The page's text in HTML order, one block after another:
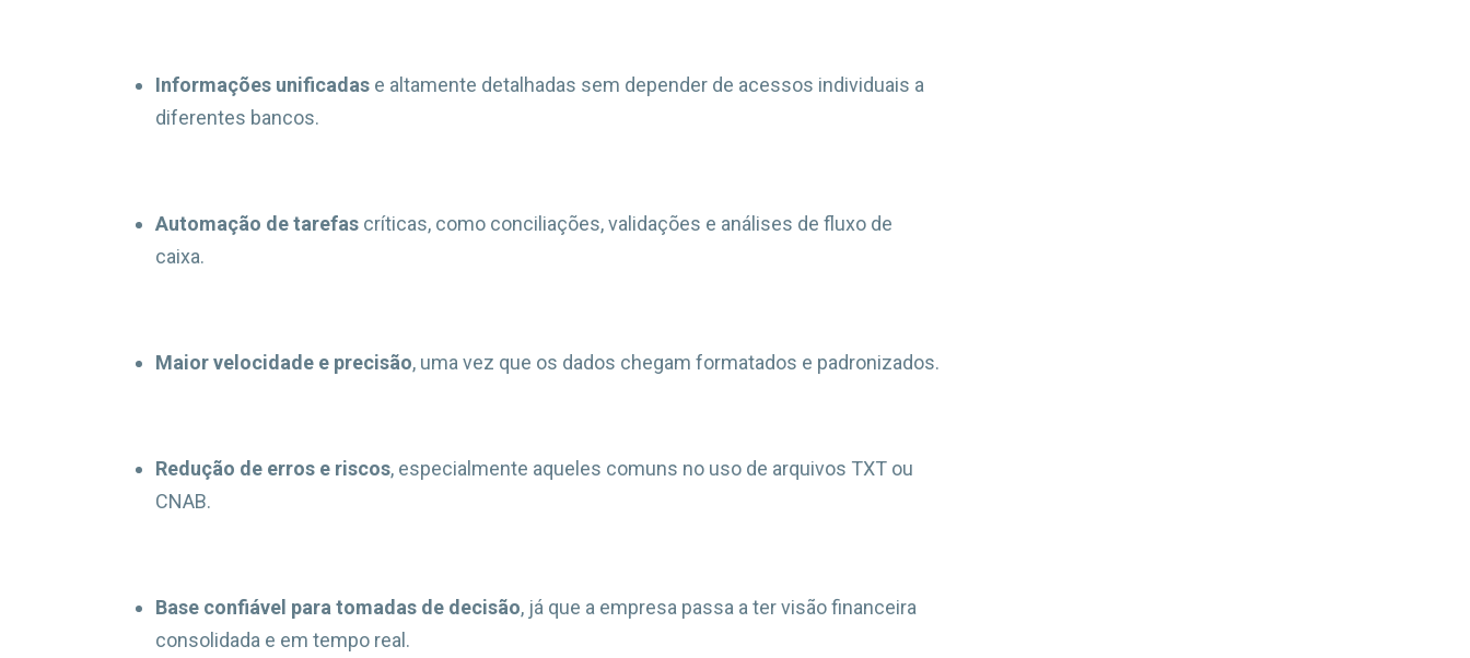
Informações unificadas e altamente detalhadas sem depender de acessos individuais a
diferentes bancos.
Automação de tarefas críticas, como conciliações, validações e análises de fluxo de
caixa.
Maior velocidade e precisão, uma vez que os dados chegam formatados e padronizados.
Redução de erros e riscos, especialmente aqueles comuns no uso de arquivos TXT ou
CNAB.
Base confiável para tomadas de decisão, já que a empresa passa a ter visão financeira
consolidada e em tempo real.